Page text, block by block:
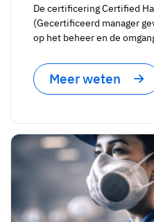
De certificering Certified
(Gecertificeerd manager
op het beheer en de
Meer weten